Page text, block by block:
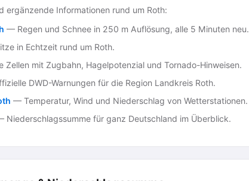
ergänzende Informationen rund um Roth:
— Regen und Schnee in 250 m Auflösung, alle 5 Minuten neu.
in Echtzeit rund um Roth.
mit Zugbahn, Hagelpotenzial und Tornado-Hinweisen.
DWD-Warnungen für die Region Landkreis Roth.
— Temperatur, Wind und Niederschlag von Wetterstationen.
Niederschlagssumme für ganz Deutschland im Überblick.